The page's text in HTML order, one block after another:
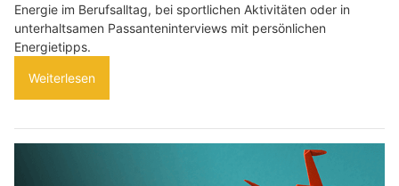
Energie im Berufsalltag, bei sportlichen Aktivitäten oder in
unterhaltsamen Passanteninterviews mit persönlichen
Energietipps.
Weiterlesen